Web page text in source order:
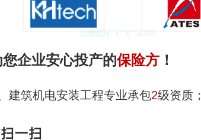
您企业安心投产的保险方 ！
建筑机电安装工程专业承包2级资质；